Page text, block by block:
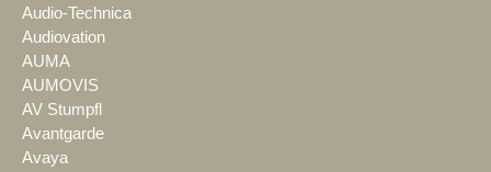
Audio-Technica
Audiovation
AUMA
AUMOVIS
AV Stumpfl
Avantgarde
Avaya